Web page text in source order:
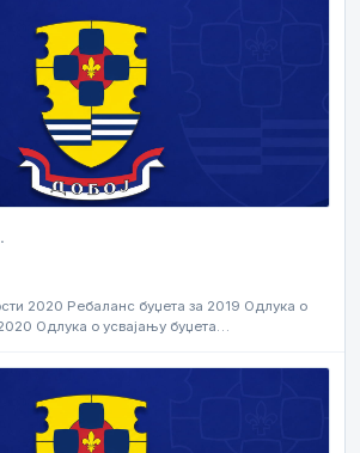
2020 Ребаланс буџета за 2019 Одлука о
Одлука о усвајању буџета…